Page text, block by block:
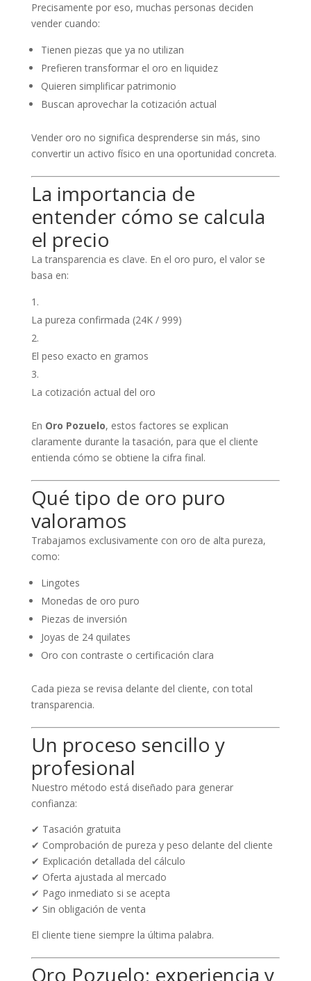
Precisamente por eso, muchas personas deciden
vender cuando:
Tienen piezas que ya no utilizan
Prefieren transformar el oro en liquidez
Quieren simplificar patrimonio
Buscan aprovechar la cotización actual
Vender oro no significa desprenderse sin más, sino
convertir un activo físico en una oportunidad concreta.
La importancia de
entender cómo se calcula
el precio
La transparencia es clave. En el oro puro, el valor se
basa en:
La pureza confirmada (24K / 999)
El peso exacto en gramos
La cotización actual del oro
En Oro Pozuelo, estos factores se explican
claramente durante la tasación, para que el cliente
entienda cómo se obtiene la cifra final.
Qué tipo de oro puro
valoramos
Trabajamos exclusivamente con oro de alta pureza,
como:
Lingotes
Monedas de oro puro
Piezas de inversión
Joyas de 24 quilates
Oro con contraste o certificación clara
Cada pieza se revisa delante del cliente, con total
transparencia.
Un proceso sencillo y
profesional
Nuestro método está diseñado para generar
confianza:
✔ Tasación gratuita
✔ Comprobación de pureza y peso delante del cliente
✔ Explicación detallada del cálculo
✔ Oferta ajustada al mercado
✔ Pago inmediato si se acepta
✔ Sin obligación de venta
El cliente tiene siempre la última palabra.
Oro Pozuelo: experiencia y